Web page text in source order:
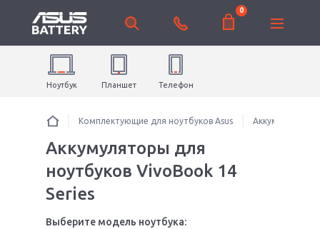
0
Ноутбук Планшет Телефон
Комплектующие для ноутбуков Asus Аккумуляторы
Аккумуляторы для
ноутбуков VivoBook 14
Series
Выберите модель ноутбука: